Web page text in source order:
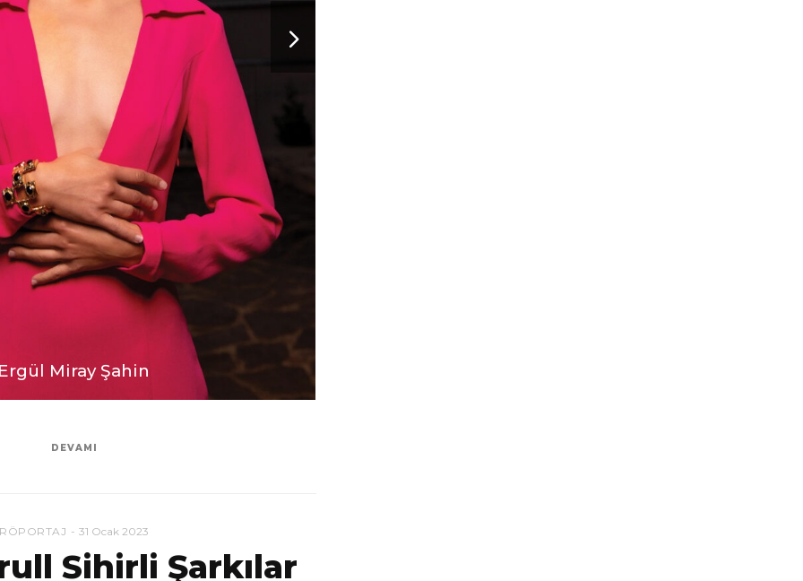
Ergül Miray Şahin
DEVAMI
RÖPORTAJ 31 Ocak 2023
Sihirli Şarkılar